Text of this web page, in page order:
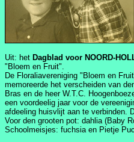
Uit: het Dagblad voor NOORD-
"Bloem en Fruit".
De Floraliavereniging "Bloem en
memoreerde het verscheiden van
Bras en de heer W.T.C.
een voordeelig jaar voor de
afdeeling huisvlijt aan te verbinden.
Voor den grooten pot: dahlia (Baby
Schoolmeisjes: fuchsia en Pietje